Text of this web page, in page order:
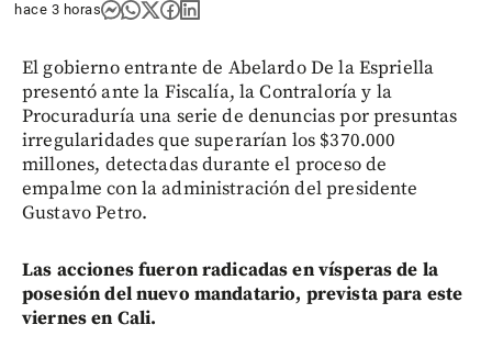
hace 3 horas
El gobierno entrante de Abelardo De la Espriella
presentó ante la Fiscalía, la Contraloría y la
Procuraduría una serie de denuncias por presuntas
irregularidades que superarían los $370.000
millones, detectadas durante el proceso de
empalme con la administración del presidente
Gustavo Petro.
Las acciones fueron radicadas en vísperas de la
posesión del nuevo mandatario, prevista para este
viernes en Cali.